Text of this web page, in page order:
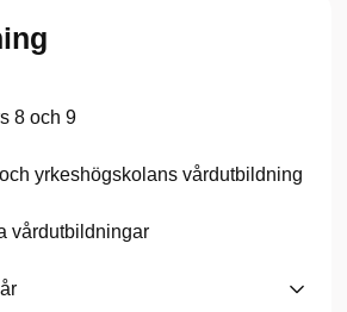
8 och 9
yrkeshögskolans vårdutbildning
vårdutbildningar